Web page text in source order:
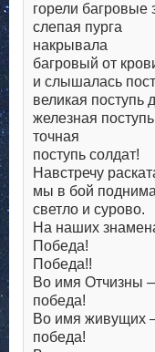
горели багровые
слепая пурга
накрывала
багровый от
и слышалась
великая поступь
железная
точная
поступь солдат!
Навстречу
мы в бой
светло и сурово.
На наших
Победа!
Победа!!
Во имя Отчизны
победа!
Во имя живущих
победа!